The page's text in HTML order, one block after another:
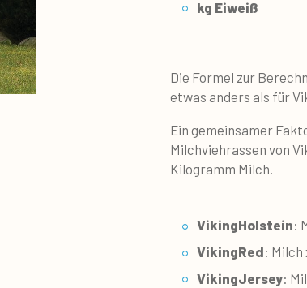
kg Eiweiß
Die Formel zur
etwas anders als für
Ein gemeinsamer
Milchviehrassen von
Kilogramm Milch.
VikingHolstein:
VikingRed: Milch
VikingJersey: